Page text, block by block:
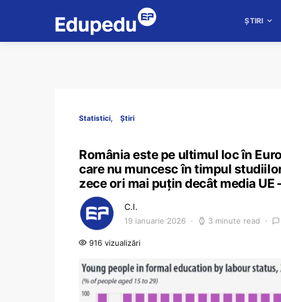
ȘTIRI
Statistici Știri
România este pe ultimul loc în
care nu muncesc în timpul
zece ori mai puțin decât media UE
C.I.
19 ianuarie 2026 3 minute read
916 vizualizări